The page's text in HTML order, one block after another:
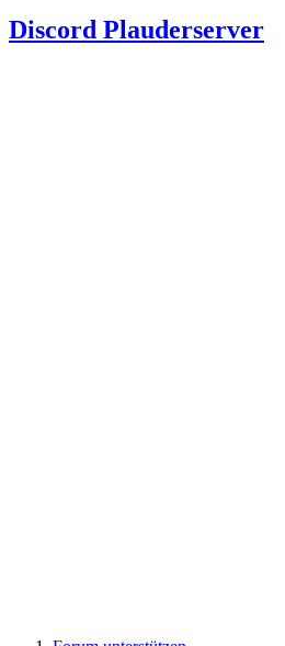
Discord Plauderserver